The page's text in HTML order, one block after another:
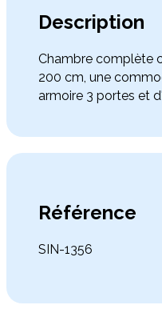
Description
Chambre complète
200 cm, une
armoire 3 portes et
Référence
SIN-1356